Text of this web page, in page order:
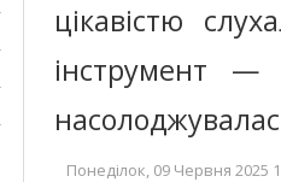
цікавістю
інструмент —
Понеділок, 09 Червня 2025